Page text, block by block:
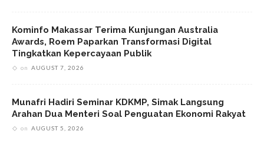
Kominfo Makassar Terima Kunjungan Australia
Awards, Roem Paparkan Transformasi Digital
Tingkatkan Kepercayaan Publik
on AUGUST 7, 2026
Munafri Hadiri Seminar KDKMP, Simak Langsung
Arahan Dua Menteri Soal Penguatan Ekonomi Rakyat
on AUGUST 5, 2026